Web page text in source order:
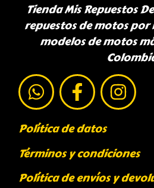
Tienda Mis Repuestos
repuestos de motos
modelos de motos
Política de datos
Términos y condiciones
Política de envíos y